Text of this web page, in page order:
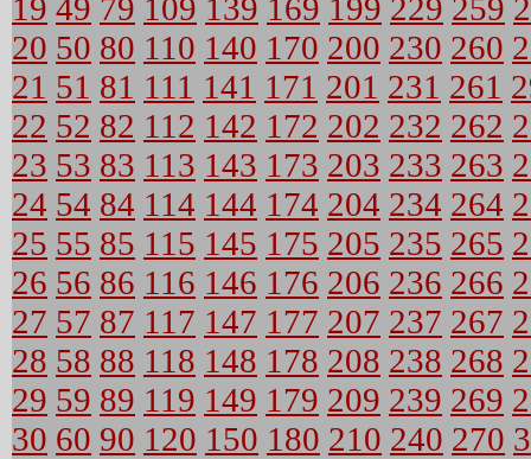
19 49 79 109 139 169 199 229 259
20 50 80 110 140 170 200 230 260
21 51 81 111 141 171 201 231 261
22 52 82 112 142 172 202 232 262
23 53 83 113 143 173 203 233 263
24 54 84 114 144 174 204 234 264
25 55 85 115 145 175 205 235 265
26 56 86 116 146 176 206 236 266
27 57 87 117 147 177 207 237 267
28 58 88 118 148 178 208 238 268
29 59 89 119 149 179 209 239 269
30 60 90 120 150 180 210 240 270